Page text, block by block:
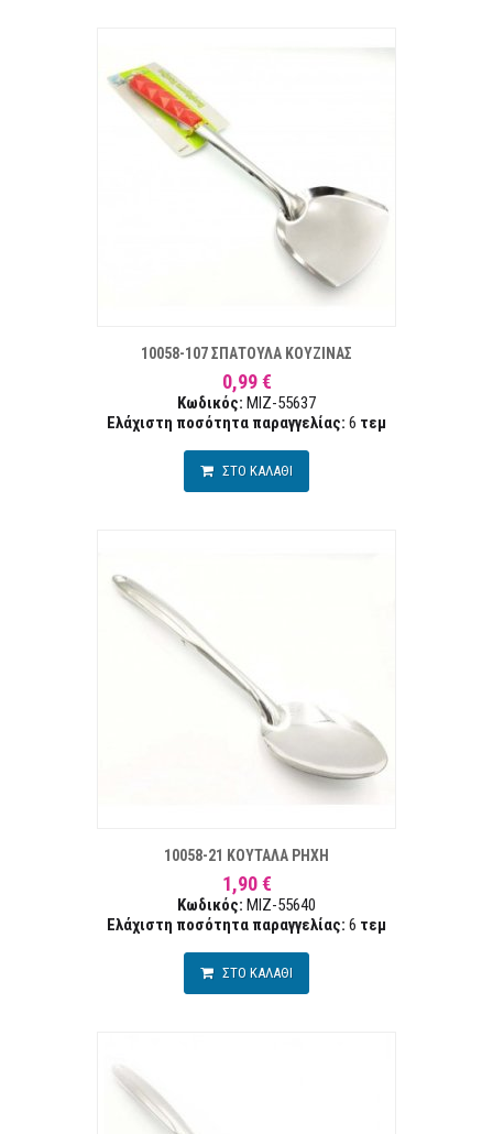
10058-107 ΣΠΑΤΟΥΛΑ ΚΟΥΖΙΝΑΣ
0,99 €
Κωδικός: MIZ-55637
Ελάχιστη ποσότητα παραγγελίας: 6 τεμ
ΣΤΟ ΚΑΛΑΘΙ
10058-21 ΚΟΥΤΑΛΑ ΡΗΧΗ
1,90 €
Κωδικός: MIZ-55640
Ελάχιστη ποσότητα παραγγελίας: 6 τεμ
ΣΤΟ ΚΑΛΑΘΙ